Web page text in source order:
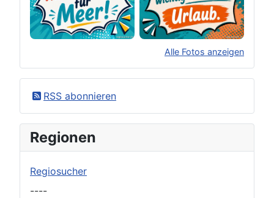
Alle Fotos anzeigen
RSS abonnieren
Regionen
Regiosucher
----